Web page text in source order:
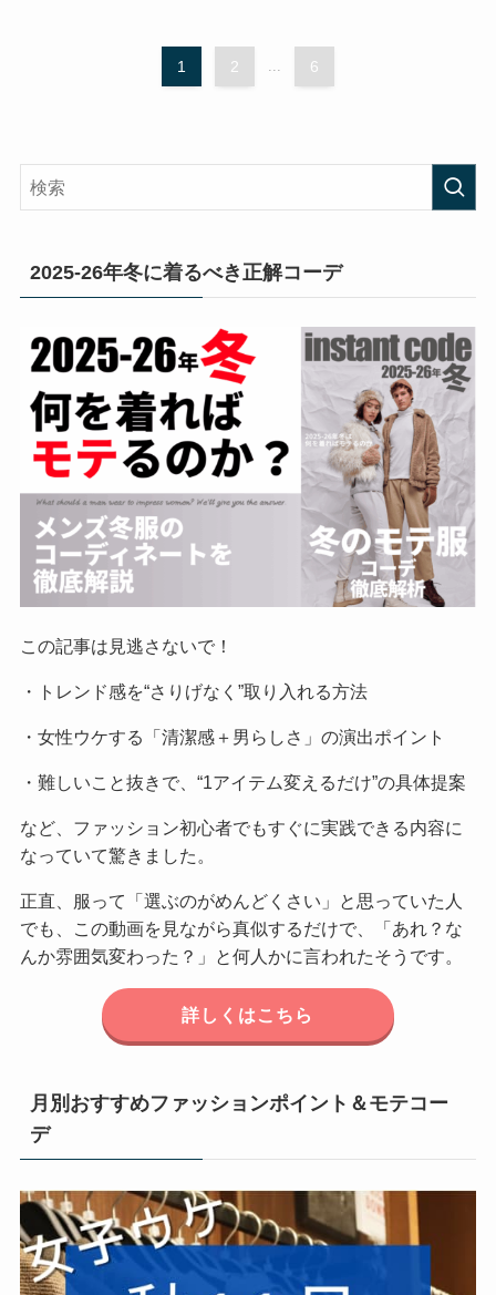
1 2 6
2025-26年冬に着るべき正解コーデ
この記事は見逃さないで！
・トレンド感を“さりげなく”取り入れる方法
・女性ウケする「清潔感＋男らしさ」の演出ポイント
・難しいこと抜きで、“1アイテム変えるだけ”の具体提案
など、ファッション初心者でもすぐに実践できる内容に
なっていて驚きました。
正直、服って「選ぶのがめんどくさい」と思っていた人
でも、この動画を見ながら真似するだけで、「あれ？な
んか雰囲気変わった？」と何人かに言われたそうです。
詳しくはこちら
月別おすすめファッションポイント＆モテコー
デ